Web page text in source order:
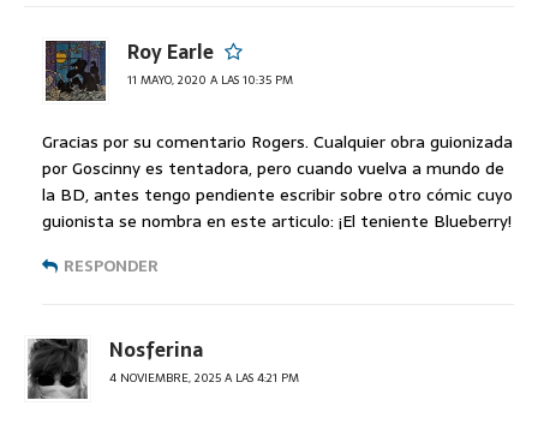
Roy Earle
11 MAYO, 2020 A LAS 10:35 PM
Gracias por su comentario Rogers. Cualquier obra guionizada
por Goscinny es tentadora, pero cuando vuelva a mundo de
la BD, antes tengo pendiente escribir sobre otro cómic cuyo
guionista se nombra en este articulo: ¡El teniente Blueberry!
RESPONDER
Nosferina
4 NOVIEMBRE, 2025 A LAS 4:21 PM